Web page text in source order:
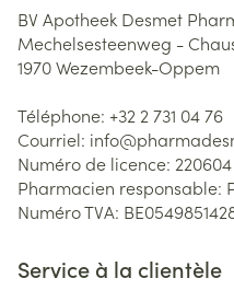
BV Apotheek Desmet
Mechelsesteenweg -
1970Wezembeek-Oppem
Téléphone: +32 2 731 04 76
Courriel: info@
Numéro de licence: 220604
Pharmacien responsable:
Numéro TVA:
Service à la clientèle